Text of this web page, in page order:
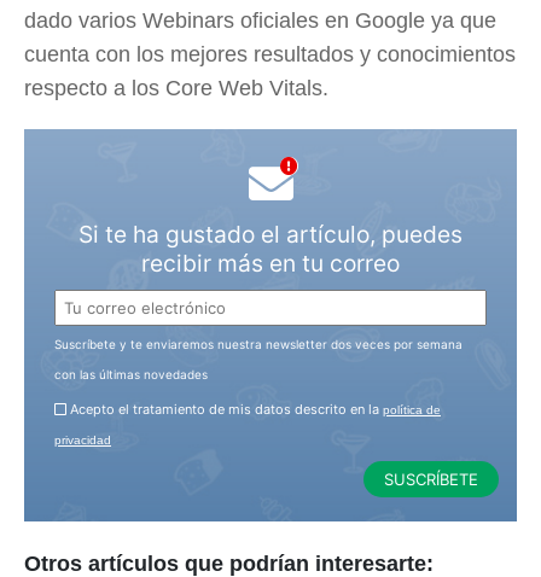
dado varios Webinars oficiales en Google ya que
cuenta con los mejores resultados y conocimientos
respecto a los Core Web Vitals.
Si te ha gustado el artículo, puedes
recibir más en tu correo
Suscríbete y te enviaremos nuestra newsletter dos veces por semana
con las últimas novedades
Acepto el tratamiento de mis datos descrito en la política de
privacidad
Otros artículos que podrían interesarte: